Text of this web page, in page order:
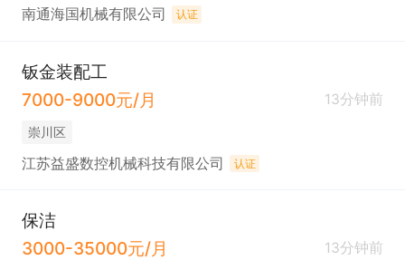
南通海国机械有限公司 认证
钣金装配工
7000-9000元/月
13分钟前
崇川区
江苏益盛数控机械科技有限公司 认证
保洁
3000-35000元/月
13分钟前